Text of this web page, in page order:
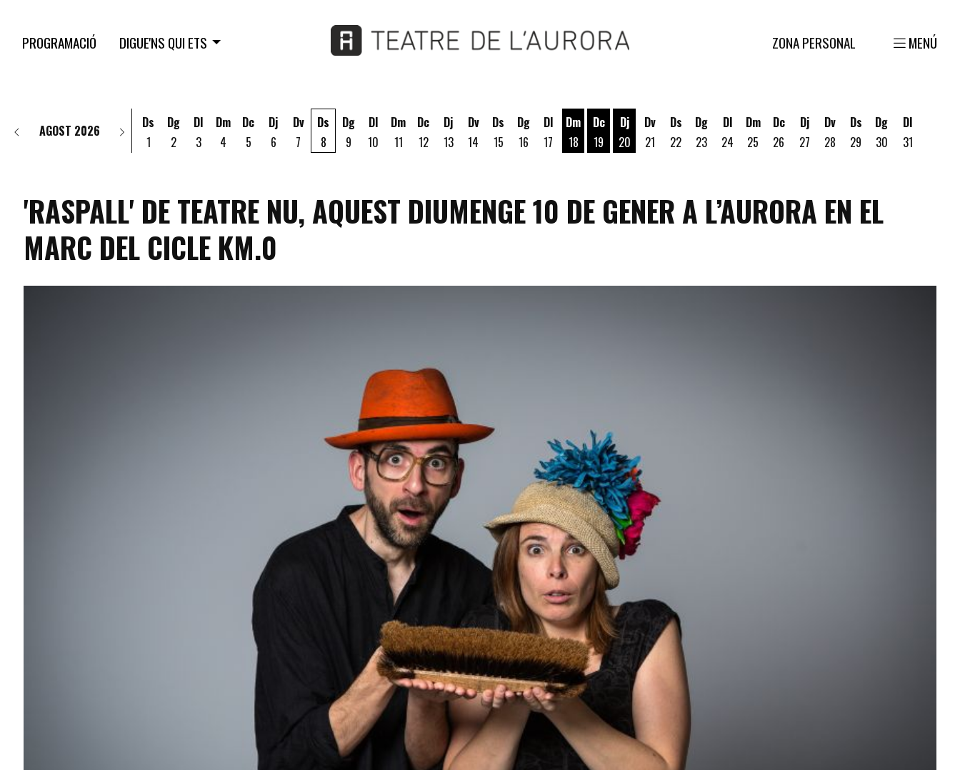
PROGRAMACIÓ DIGUE'NS QUI ETS ZONA PERSONAL MENÚ
AGOST 2026
Ds
1
Dg
2
Dl
3
Dm
4
Dc
5
Dj
6
Dv
7
Ds
8
Dg
9
Dl
10
Dm
11
Dc
12
Dj
13
Dv
14
Ds
15
Dg
16
Dl
17
Dm
18
Dc
19
Dj
20
Dv
21
Ds
22
Dg
23
Dl
24
Dm
25
Dc
26
Dj
27
Dv
28
Ds
29
Dg
30
Dl
31
'RASPALL' DE TEATRE NU, AQUEST DIUMENGE 10 DE GENER A L’AURORA EN EL
MARC DEL CICLE KM.0